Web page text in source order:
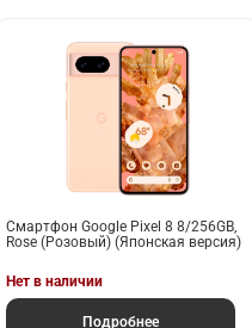
Смартфон Google Pixel 8 8/256GB,
Rose (Розовый) (Японская версия)
Нет в наличии
Подробнее